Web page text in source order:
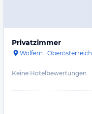
Privatzimmer
Wolfern · Oberösterreich
Keine Hotelbewertungen